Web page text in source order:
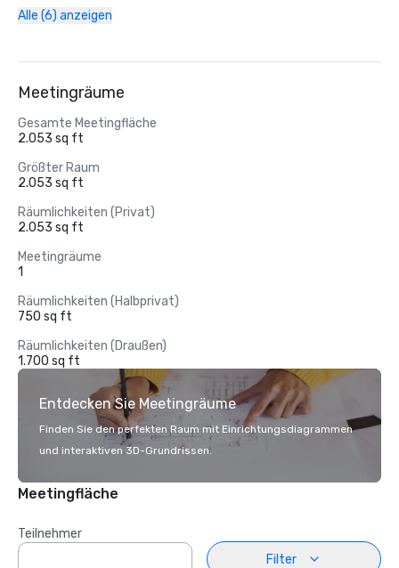
Alle (6) anzeigen
Meetingräume
Gesamte Meetingfläche
2.053 sq ft
Größter Raum
2.053 sq ft
Räumlichkeiten (Privat)
2.053 sq ft
Meetingräume
1
Räumlichkeiten (Halbprivat)
750 sq ft
Räumlichkeiten (Draußen)
1.700 sq ft
Entdecken Sie Meetingräume
Finden Sie den perfekten Raum mit Einrichtungsdiagrammen
und interaktiven 3D-Grundrissen.
Meetingfläche
Teilnehmer
Filter